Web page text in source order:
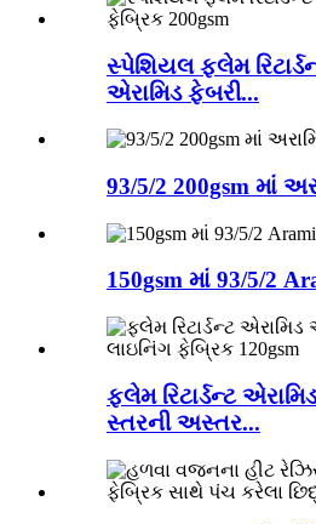
સ્પેશિયલ ફ્લેમ
એરામિડ ફેબરી...
93/5/2 200gsm માં
150gsm માં 93/5/2
ફ્લેમ રિટાર્ડન્ટ
સ્તરની અસ્તર...